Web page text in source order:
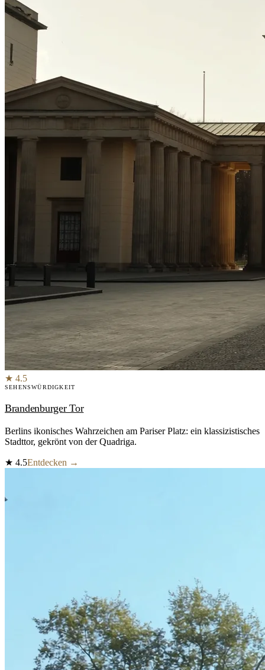
★ 4.5
SEHENSWÜRDIGKEIT
Brandenburger Tor
Berlins ikonisches Wahrzeichen am Pariser Platz: ein klassizistisches
Stadttor, gekrönt von der Quadriga.
★ 4.5Entdecken →